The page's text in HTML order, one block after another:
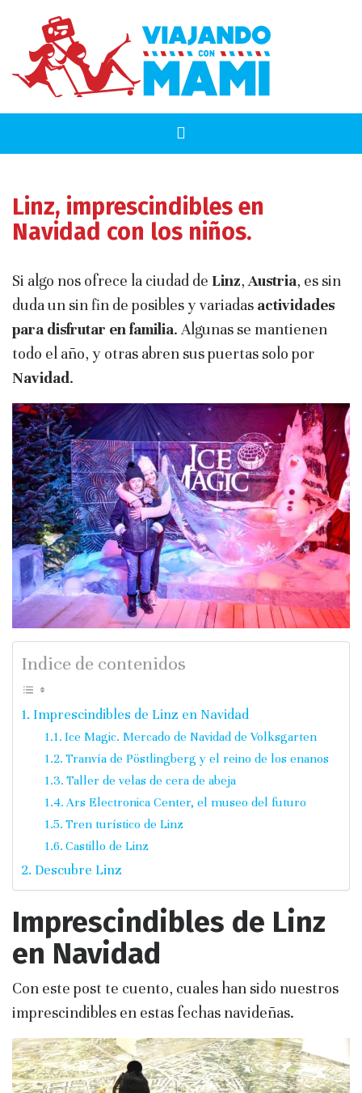
Linz, imprescindibles en
Navidad con los niños.
Si algo nos ofrece la ciudad de Linz,Austria, es sin
duda un sin fin de posibles y variadas actividades
para disfrutar en familia. Algunas se mantienen
todo el año, y otras abren sus puertas solo por
Navidad.
Indice de contenidos
Imprescindibles de Linz en Navidad
Ice Magic. Mercado de Navidad de Volksgarten
Tranvía de Pöstlingberg y el reino de los enanos
Taller de velas de cera de abeja
Ars Electronica Center, el museo del futuro
Tren turístico de Linz
Castillo de Linz
Descubre Linz
Imprescindibles de Linz
en Navidad
Con este post te cuento, cuales han sido nuestros
imprescindibles en estas fechas navideñas.